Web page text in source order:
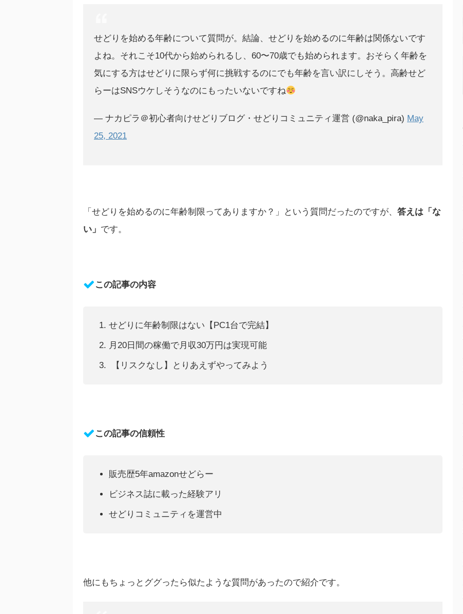
せどりを始める年齢について質問が。結論、せどりを始めるのに年齢は関係ないです
よね。それこそ10代から始められるし、60〜70歳でも始められます。おそらく年齢を
気にする方はせどりに限らず何に挑戦するのにでも年齢を言い訳にしそう。高齢せど
らーはSNSウケしそうなのにもったいないですね
— ナカピラ＠初心者向けせどりブログ・せどりコミュニティ運営 (@naka_pira) May
25, 2021
「せどりを始めるのに年齢制限ってありますか？」という質問だったのですが、 答えは「な
い」 です。
この記事の内容
せどりに年齢制限はない【PC1台で完結】
月20日間の稼働で月収30万円は実現可能
【リスクなし】とりあえずやってみよう
この記事の信頼性
販売歴5年amazonせどらー
ビジネス誌に載った経験アリ
せどりコミュニティを運営中
他にもちょっとググったら似たような質問があったので紹介です。